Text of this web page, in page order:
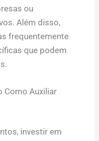
ou
Além disso,
frequentemente
que podem
Como Auxiliar
investir em